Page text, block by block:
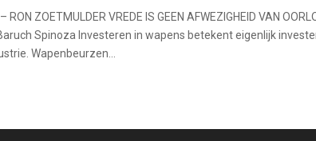
ZOETMULDER VREDE IS GEEN AFWEZIGHEID VAN
Baruch Spinoza Investeren in wapens betekent eigenlijk
Wapenbeurzen...